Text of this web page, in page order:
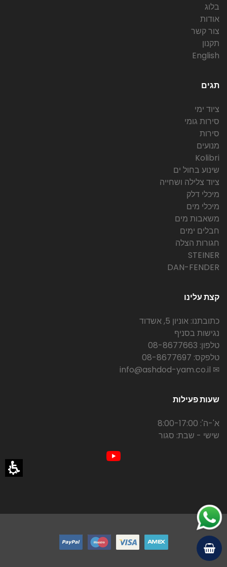
בלוג
אודות
צור קשר
תקנון
English
תגים
ציוד ימי
סירות גומי
סירות
מנועים
Kolibri
שינוע בחול ים
ציוד צלילה ושחייה
מיכלי דלק
מיכלי מים
משאבות מים
חבלים ימים
חגורות הצלה
STEINER
DAN-FENDER
קצת עלינו
כתובתנו: אוניון 5, אשדוד
נגישות בסניף
טלפון: 08-8677663
טלפקס: 08-8677697
✉ info@ashdod-yam.co.il
שעות פעילות
א'-ה': 8:00-17:00
שישי - שבת: סגור